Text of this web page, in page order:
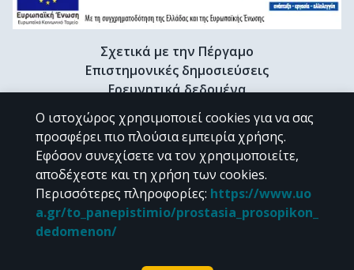
Σχετικά με την Πέργαμο
Επιστημονικές δημοσιεύσεις
Ερευνητικά δεδομένα
Διδακτορικές διατριβές & Γκρίζα βιβλιογραφία
Προφίλ Ερευνητή
CC BY-NC 4.0
Εκτός αν αναφέρεται διαφορετικά, το υλικό της "Περγάμου" διατίθεται
Ο ιστοχώρος χρησιμοποιεί cookies για να σας
προσφέρει πιο πλούσια εμπειρία χρήσης.
Εφόσον συνεχίσετε να τον χρησιμοποιείτε,
αποδέχεστε και τη χρήση των cookies.
Περισσότερες πληροφορίες: https://www.uo
a.gr/to_panepistimio/prostasia_prosopikon_
dedomenon/